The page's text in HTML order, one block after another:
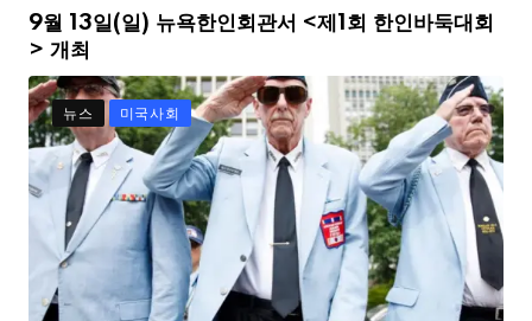
9월 13일(일) 뉴욕한인회관서 <제1회 한인바둑대회
> 개최
뉴스 미국사회